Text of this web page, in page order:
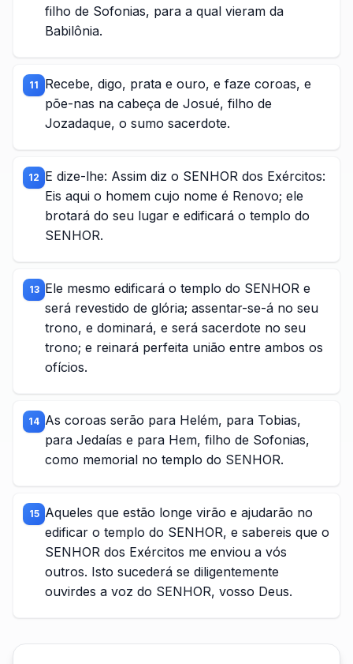
filho de Sofonias, para a qual vieram da
Babilônia.
11
Recebe, digo, prata e ouro, e faze coroas, e
põe-nas na cabeça de Josué, filho de
Jozadaque, o sumo sacerdote.
12 E dize-lhe: Assim diz o SENHOR dos Exércitos:
Eis aqui o homem cujo nome é Renovo; ele
brotará do seu lugar e edificará o templo do
SENHOR.
13 Ele mesmo edificará o templo do SENHOR e
será revestido de glória; assentar-se-á no seu
trono, e dominará, e será sacerdote no seu
trono; e reinará perfeita união entre ambos os
ofícios.
14 As coroas serão para Helém, para Tobias,
para Jedaías e para Hem, filho de Sofonias,
como memorial no templo do SENHOR.
15 Aqueles que estão longe virão e ajudarão no
edificar o templo do SENHOR, e sabereis que o
SENHOR dos Exércitos me enviou a vós
outros. Isto sucederá se diligentemente
ouvirdes a voz do SENHOR, vosso Deus.